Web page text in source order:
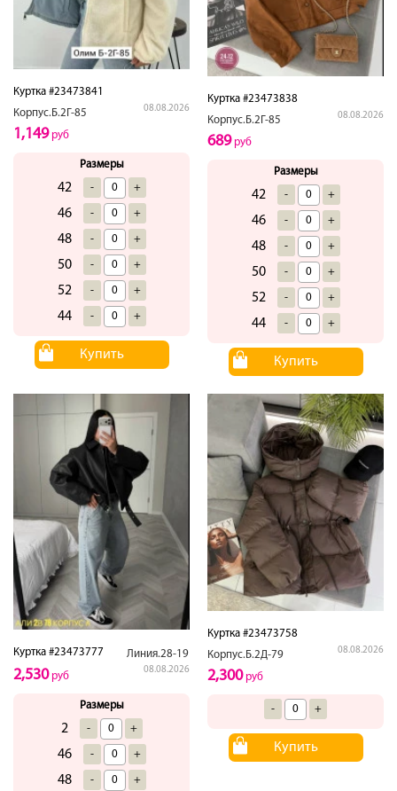
Куртка #23473841
Корпус.Б.2Г-85
08.08.2026
1,149руб
Размеры
42 - +
46 - +
48 - +
50 - +
52 - +
44 - +
Купить
Куртка #23473838
Корпус.Б.2Г-85
08.08.2026
689руб
Размеры
42 - +
46 - +
48 - +
50 - +
52 - +
44 - +
Купить
Куртка #23473777 Линия.28-19
08.08.2026
2,530руб
Размеры
2 - +
46 - +
48 - +
Куртка #23473758
Корпус.Б.2Д-79
08.08.2026
2,300руб
- +
Купить